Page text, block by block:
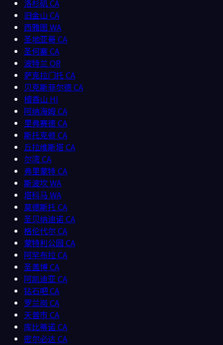
洛杉矶CA
旧金山 CA
西雅图 WA
圣地亚哥 CA
圣何塞CA
波特兰 OR
萨克拉门托 CA
贝克斯菲尔德CA
檀香山 HI
阿纳海姆CA
里弗赛德CA
斯托克顿 CA
丘拉维斯塔CA
尔湾CA
弗里蒙特 CA
斯波坎WA
塔科马 WA
莫德斯托 CA
圣贝纳迪诺CA
格伦代尔CA
蒙特利公园 CA
阿罕布拉CA
圣盖博CA
阿凯迪亚 CA
钻石吧CA
罗兰岗 CA
天普市 CA
库比蒂诺CA
密尔必达 CA